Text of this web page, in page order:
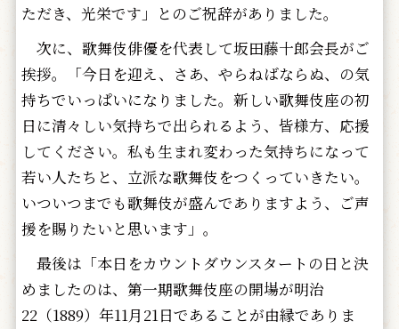
ただき、光栄です」とのご祝辞がありました。
次に、歌舞伎俳優を代表して坂田藤十郎会長がご
挨拶。「今日を迎え、さあ、やらねばならぬ、の気
持ちでいっぱいになりました。新しい歌舞伎座の初
日に清々しい気持ちで出られるよう、皆様方、応援
してください。私も生まれ変わった気持ちになって
若い人たちと、立派な歌舞伎をつくっていきたい。
いついつまでも歌舞伎が盛んでありますよう、ご声
援を賜りたいと思います」。
最後は「本日をカウントダウンスタートの日と決
めましたのは、第一期歌舞伎座の開場が明治
22（1889）年11月21日であることが由縁でありま